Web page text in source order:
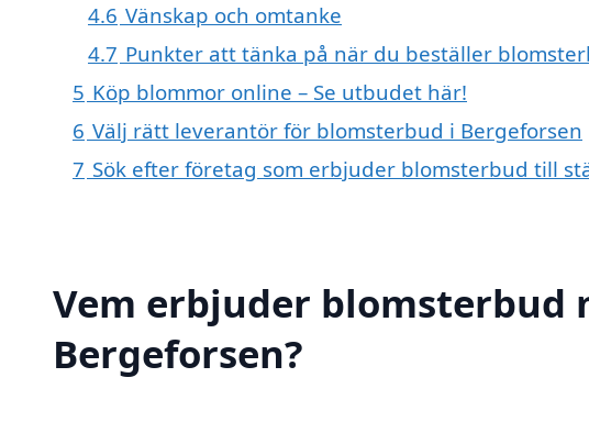
4.6 Vänskap och omtanke
4.7 Punkter att tänka på när du beställer
5 Köp blommor online – Se utbudet här!
6 Välj rätt leverantör för blomsterbud i Bergeforsen
7 Sök efter företag som erbjuder blomsterbud till
Vem erbjuder blomsterbud
Bergeforsen?